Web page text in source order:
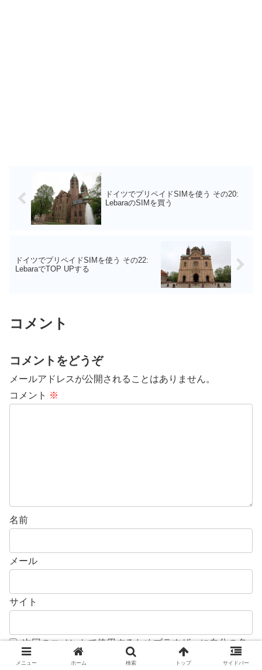
ドイツでプリペイドSIMを使う その20:
LebaraのSIMを買う
ドイツでプリペイドSIMを使う その22:
LebaraでTOP UPする
コメント
コメントをどうぞ
メールアドレスが公開されることはありません。
コメント ※
名前
メール
サイト
次回のコメントで使用するためブラウザーに自分の名
前、メールアドレス、サイトを保存する。
メニュー ホーム 検索 トップ サイドバー